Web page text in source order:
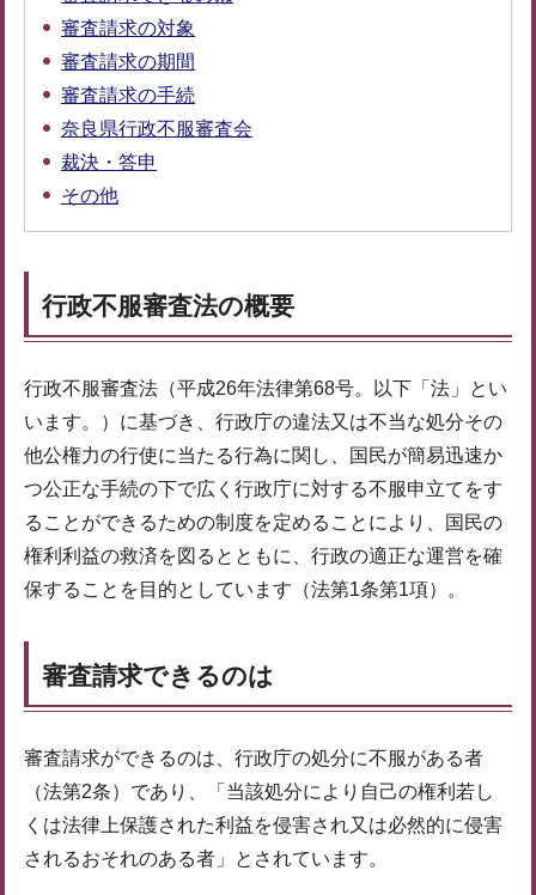
審査請求の対象
審査請求の期間
審査請求の手続
奈良県行政不服審査会
裁決・答申
その他
行政不服審査法の概要
行政不服審査法（平成26年法律第68号。以下「法」とい
います。）に基づき、行政庁の違法又は不当な処分その
他公権力の行使に当たる行為に関し、国民が簡易迅速か
つ公正な手続の下で広く行政庁に対する不服申立てをす
ることができるための制度を定めることにより、国民の
権利利益の救済を図るとともに、行政の適正な運営を確
保することを目的としています（法第1条第1項）。
審査請求できるのは
審査請求ができるのは、行政庁の処分に不服がある者
（法第2条）であり、「当該処分により自己の権利若し
くは法律上保護された利益を侵害され又は必然的に侵害
されるおそれのある者」とされています。